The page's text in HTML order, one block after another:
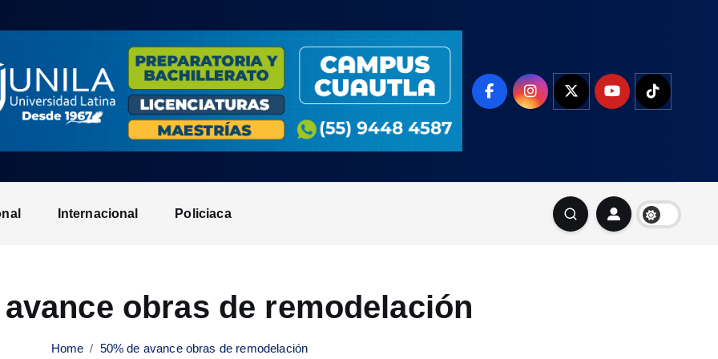
Internacional Policiaca
avance obras de remodelación
Home 50% de avance obras de remodelación